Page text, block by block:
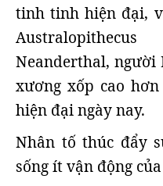
tinh tinh hiện đại,
Neanderthal, người
xương xốp cao
hiện đại ngày nay.
Nhân tố thúc đẩy
sống ít vận động